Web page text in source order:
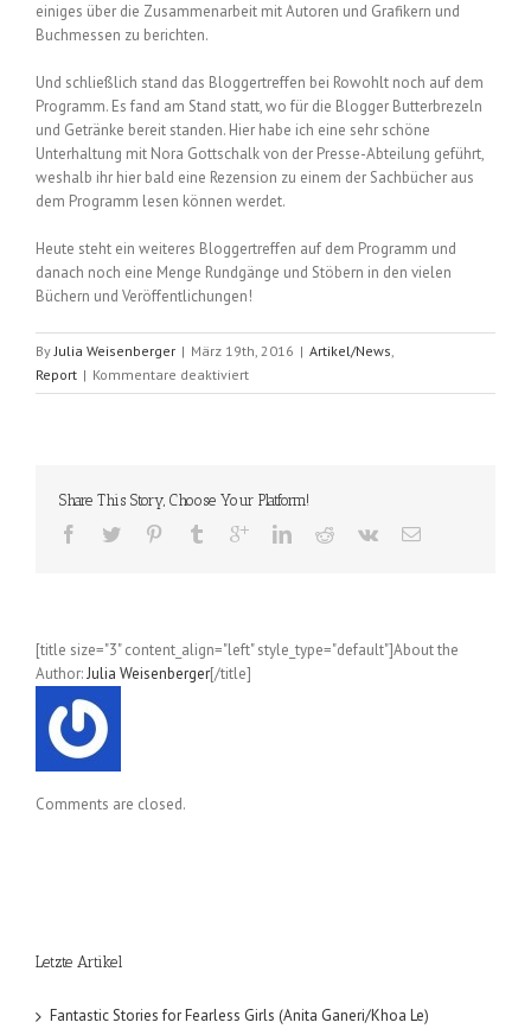
einiges über die Zusammenarbeit mit Autoren und Grafikern und
Buchmessen zu berichten.
Und schließlich stand das Bloggertreffen bei Rowohlt noch auf dem
Programm. Es fand am Stand statt, wo für die Blogger Butterbrezeln
und Getränke bereit standen. Hier habe ich eine sehr schöne
Unterhaltung mit Nora Gottschalk von der Presse-Abteilung geführt,
weshalb ihr hier bald eine Rezension zu einem der Sachbücher aus
dem Programm lesen können werdet.
Heute steht ein weiteres Bloggertreffen auf dem Programm und
danach noch eine Menge Rundgänge und Stöbern in den vielen
Büchern und Veröffentlichungen!
ByJulia Weisenberger | März 19th, 2016 | Artikel/News,
Report | Kommentare deaktiviertfür
2.
Freitag
Share This Story, Choose Your Platform!
[title size="3" content_align="left" style_type="default"]About the
Author:Julia Weisenberger[/title]
Comments are closed.
Letzte Artikel
Fantastic Stories for Fearless Girls (Anita Ganeri/Khoa Le)